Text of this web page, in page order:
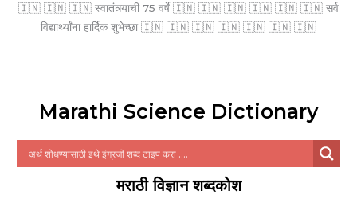
🇮🇳 🇮🇳 🇮🇳 स्वातंत्र्याची 75 वर्षे 🇮🇳 🇮🇳 🇮🇳 🇮🇳 🇮🇳 🇮🇳 सर्व
विद्यार्थ्यांना हार्दिक शुभेच्छा 🇮🇳 🇮🇳 🇮🇳 🇮🇳 🇮🇳 🇮🇳 🇮🇳
Marathi Science Dictionary
मराठी विज्ञान शब्दकोश